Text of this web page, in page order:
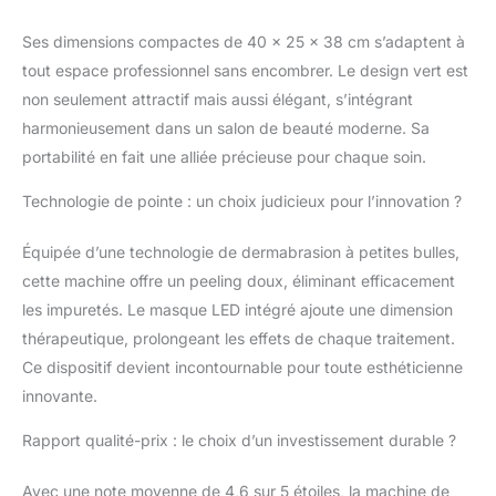
problèmes de la peau,
et faire briller la peau
Nettoyage en
profondeur et
machine hydrafaciale
saleté et l'huile des
d'hydrooxygène à
haute pression, tout en
injectant suffisamment
d'humidité dans la
peau pour garder la
peau hydratée et lisse.
multifonctionnel sept-
rajeunissement de la
Ses dimensions compactes de 40 x 25 x 38 cm s’adaptent à
tout espace professionnel sans encombrer. Le design vert est
non seulement attractif mais aussi élégant, s’intégrant
harmonieusement dans un salon de beauté moderne. Sa
portabilité en fait une alliée précieuse pour chaque soin.
Technologie de pointe : un choix judicieux pour l’innovation ?
Équipée d’une technologie de dermabrasion à petites bulles,
cette machine offre un peeling doux, éliminant efficacement
les impuretés. Le masque LED intégré ajoute une dimension
thérapeutique, prolongeant les effets de chaque traitement.
Ce dispositif devient incontournable pour toute esthéticienne
innovante.
Rapport qualité-prix : le choix d’un investissement durable ?
Avec une note moyenne de 4,6 sur 5 étoiles, la machine de